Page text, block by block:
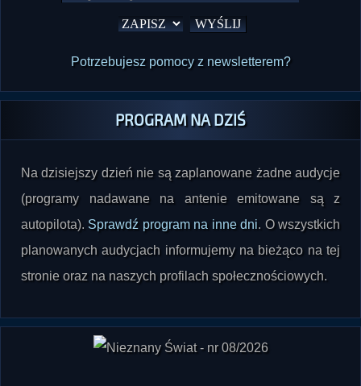
Potrzebujesz pomocy z newsletterem?
PROGRAM NA DZIŚ
Na dzisiejszy dzień nie są zaplanowane żadne audycje
(programy nadawane na antenie emitowane są z
autopilota).
Sprawdź program na inne dni. O wszystkich
planowanych audycjach informujemy na bieżąco na tej
stronie oraz na naszych profilach społecznościowych.